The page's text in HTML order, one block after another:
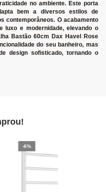
no ambiente. Este porta
bem a diversos estilos de
contemporâneos. O acabamento
luxo e modernidade, elevando o
Bastão 60cm Dax Havel Rose
do seu banheiro, mas
design sofisticado, tornando o
-6%